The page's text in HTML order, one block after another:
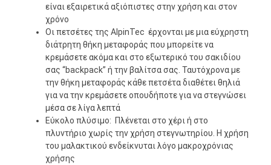
είναι εξαιρετικά αξιόπιστες στην χρήση και στον
χρόνο
Οι πετσέτες της AlpinTec έρχονται με μια εύχρηστη
διάτρητη θήκη μεταφοράς που μπορείτε να
κρεμάσετε ακόμα και στο εξωτερικό του σακιδίου
σας “backpack” ή την βαλίτσα σας. Ταυτόχρονα με
την θήκη μεταφοράς κάθε πετσέτα διαθέτει θηλιά
για να την κρεμάσετε οπουδήποτε για να στεγνώσει
μέσα σε λίγα λεπτά
Εύκολο πλύσιμο: Πλένεται στο χέρι ή στο
πλυντήριο χωρίς την χρήση στεγνωτηρίου. Η χρήση
του μαλακτικού ενδείκνυται λόγο μακροχρόνιας
χρήσης